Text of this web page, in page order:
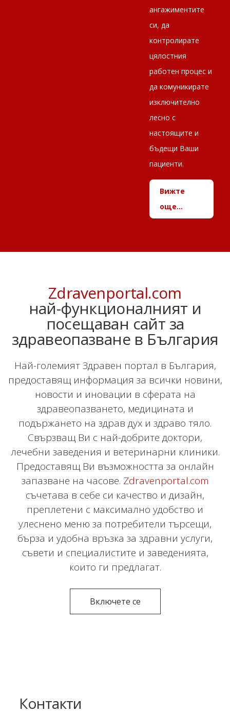
ангажиментите
си, да
контролирате
цялостния
работен процес и
да комуникирате
изключително
лесно с
настоящите и
бъдещи Ваши
пациенти.
Вижте
още...
Zdravenportal.com
най-функционалният и
посещаван сайт за
здравеопазване в България
Най-големият Здравен портал в България,
предоставящ информация за всички новини,
новости и иновации в сферата на
здравеопазването, медицината и
подържането на здрав дух и здраво тяло.
Свързващ Ви с най-добрите доктори,
лечебни заведения и ветеринарни клиники.
Предоставящ Ви възможността за онлайн
запазване на часове. Zdravenportal.com
съчетава в себе си качество и дизайн,
преплетени с максимално удобство и
улеснено меню за потребители търсещи,
бърза и удобна връзка за здравни услуги,
съвети и специалистите и заведенията,
които ги предлагат.
Включете се
Контакти